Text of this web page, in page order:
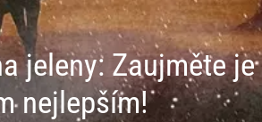
jeleny: Zaujměte je
nejlepším!